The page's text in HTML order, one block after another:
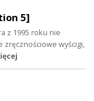
5]
z 1995 roku nie
zręcznościowe wyścigi,